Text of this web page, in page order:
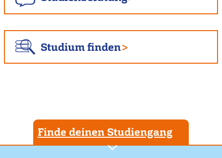
Studium finden
Finde deinen Studiengang